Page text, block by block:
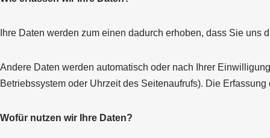
Ihre Daten werden zum einen dadurch erhoben, dass Sie
Andere Daten werden automatisch oder nach Ihrer
Betriebssystem oder Uhrzeit des Seitenaufrufs). Die
Wofür nutzen wir Ihre Daten?